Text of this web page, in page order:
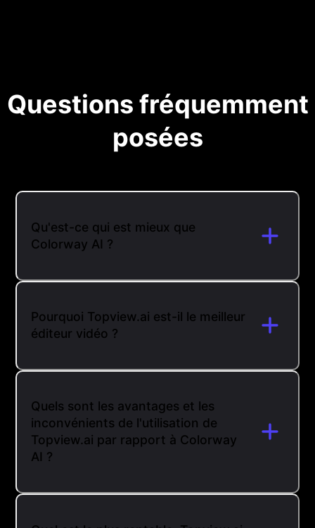
Questions fréquemment
posées
Qu'est-ce qui est mieux que
Colorway AI ?
Pourquoi Topview.ai est-il le meilleur
éditeur vidéo ?
Quels sont les avantages et les
inconvénients de l'utilisation de
Topview.ai par rapport à Colorway
AI ?